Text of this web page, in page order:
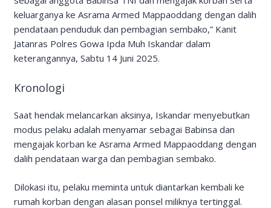
keluarganya ke Asrama Armed Mappaoddang dengan dalih
pendataan penduduk dan pembagian sembako,” Kanit
Jatanras Polres Gowa Ipda Muh Iskandar dalam
keterangannya, Sabtu 14 Juni 2025.
Kronologi
Saat hendak melancarkan aksinya, Iskandar menyebutkan
modus pelaku adalah menyamar sebagai Babinsa dan
mengajak korban ke Asrama Armed Mappaoddang dengan
dalih pendataan warga dan pembagian sembako.
Dilokasi itu, pelaku meminta untuk diantarkan kembali ke
rumah korban dengan alasan ponsel miliknya tertinggal.